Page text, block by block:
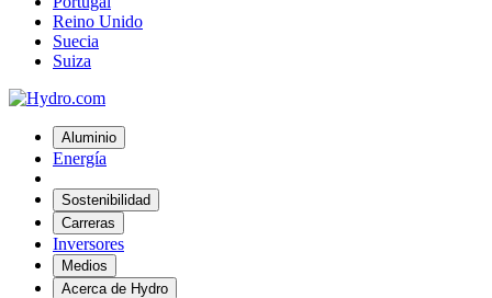
Reino Unido
Suecia
Suiza
Aluminio
Energía
Sostenibilidad
Carreras
Inversores
Medios
Acerca de Hydro